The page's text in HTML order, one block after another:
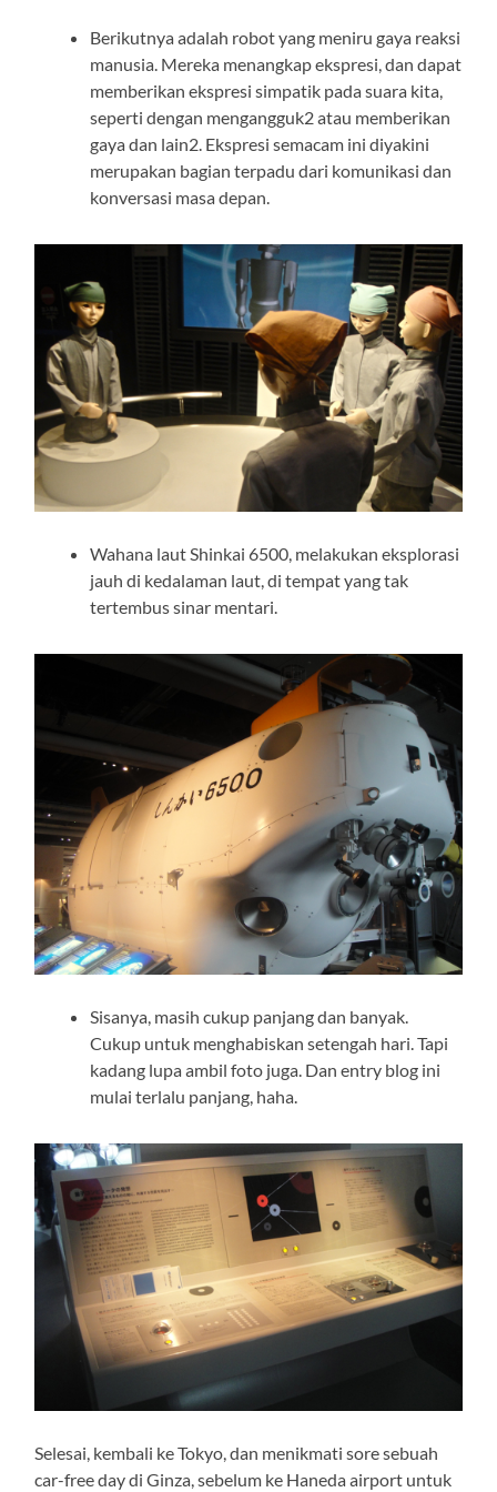
Berikutnya adalah robot yang meniru gaya reaksi
manusia. Mereka menangkap ekspresi, dan dapat
memberikan ekspresi simpatik pada suara kita,
seperti dengan mengangguk2 atau memberikan
gaya dan lain2. Ekspresi semacam ini diyakini
merupakan bagian terpadu dari komunikasi dan
konversasi masa depan.
Wahana laut Shinkai 6500, melakukan eksplorasi
jauh di kedalaman laut, di tempat yang tak
tertembus sinar mentari.
Sisanya, masih cukup panjang dan banyak.
Cukup untuk menghabiskan setengah hari. Tapi
kadang lupa ambil foto juga. Dan entry blog ini
mulai terlalu panjang, haha.
Selesai, kembali ke Tokyo, dan menikmati sore sebuah
car-free day di Ginza, sebelum ke Haneda airport untuk